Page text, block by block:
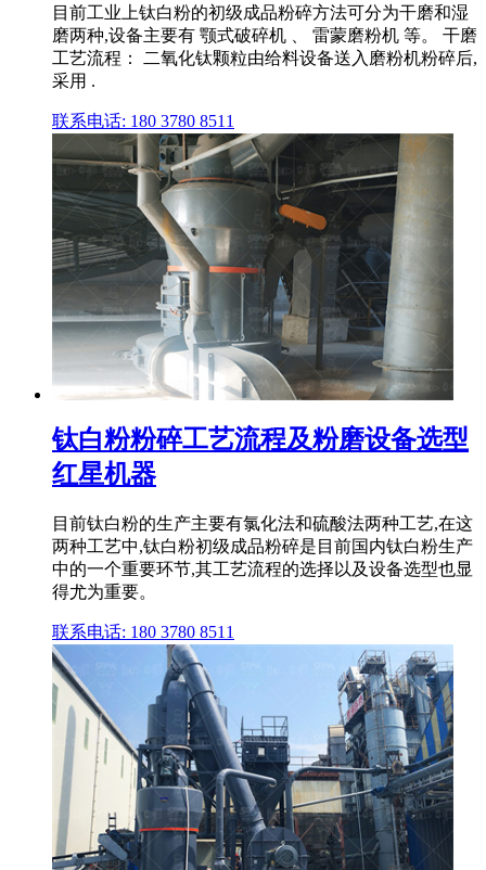
目前工业上钛白粉的初级成品粉碎方法可分为干磨和湿
磨两种,设备主要有 颚式破碎机 、 雷蒙磨粉机 等。 干磨
工艺流程： 二氧化钛颗粒由给料设备送入磨粉机粉碎后,
采用 .
联系电话: 180 3780 8511
钛白粉粉碎工艺流程及粉磨设备选型
红星机器
目前钛白粉的生产主要有氯化法和硫酸法两种工艺,在这
两种工艺中,钛白粉初级成品粉碎是目前国内钛白粉生产
中的一个重要环节,其工艺流程的选择以及设备选型也显
得尤为重要。
联系电话: 180 3780 8511